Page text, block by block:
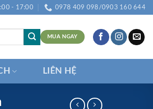
- 17:00 0978 409 098/0903 160 644
MUA NGAY
LIÊN HỆ